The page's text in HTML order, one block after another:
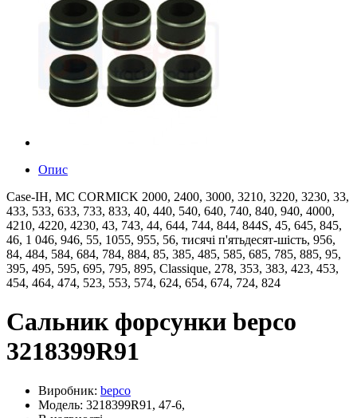
Опис
Case-IH, MC CORMICK 2000, 2400, 3000, 3210, 3220, 3230, 33,
433, 533, 633, 733, 833, 40, 440, 540, 640, 740, 840, 940, 4000,
4210, 4220, 4230, 43, 743, 44, 644, 744, 844, 844S, 45, 645, 845,
46, 1 046, 946, 55, 1055, 955, 56, тисячі п'ятьдесят-шість, 956,
84, 484, 584, 684, 784, 884, 85, 385, 485, 585, 685, 785, 885, 95,
395, 495, 595, 695, 795, 895, Classique, 278, 353, 383, 423, 453,
454, 464, 474, 523, 553, 574, 624, 654, 674, 724, 824
Сальник форсунки bepco
3218399R91
Виробник: bepco
Модель: 3218399R91, 47-6,